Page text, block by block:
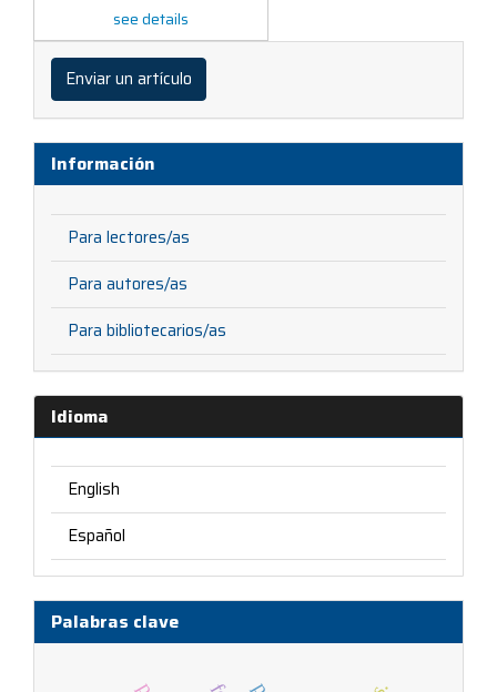
see details
Enviar
artículoEnviar un artículo
Información
Para lectores/as
Para autores/as
Para bibliotecarios/as
Idioma
English
Español
Palabras clave